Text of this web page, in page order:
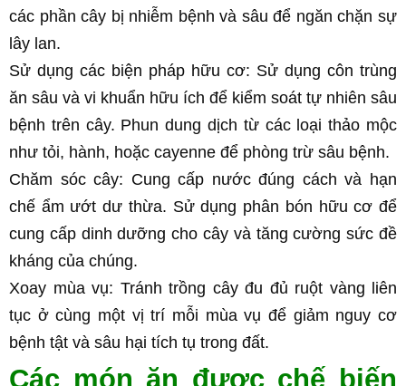
các phần cây bị nhiễm bệnh và sâu để ngăn chặn sự
lây lan.
Sử dụng các biện pháp hữu cơ: Sử dụng côn trùng
ăn sâu và vi khuẩn hữu ích để kiểm soát tự nhiên sâu
bệnh trên cây. Phun dung dịch từ các loại thảo mộc
như tỏi, hành, hoặc cayenne để phòng trừ sâu bệnh.
Chăm sóc cây: Cung cấp nước đúng cách và hạn
chế ẩm ướt dư thừa. Sử dụng phân bón hữu cơ để
cung cấp dinh dưỡng cho cây và tăng cường sức đề
kháng của chúng.
Xoay mùa vụ: Tránh trồng cây đu đủ ruột vàng liên
tục ở cùng một vị trí mỗi mùa vụ để giảm nguy cơ
bệnh tật và sâu hại tích tụ trong đất.
Các món ăn được chế biến